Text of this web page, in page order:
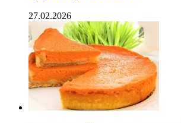
27.02.2026